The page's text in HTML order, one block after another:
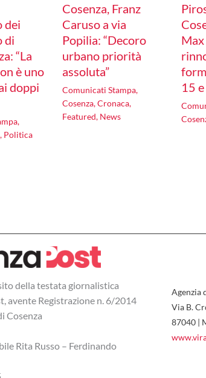
dei
di
“La
è uno
doppi
,
, Politica
Cosenza, Franz
Caruso a via
Popilia: “Decoro
urbano priorità
assoluta”
Comunicati Stampa,
Cosenza,Cronaca,
Featured, News
15
della testata giornalistica
avente Registrazione n. 6/2014
Cosenza
Rita Russo – Ferdinando
Agenzia
Via B.
87040 |